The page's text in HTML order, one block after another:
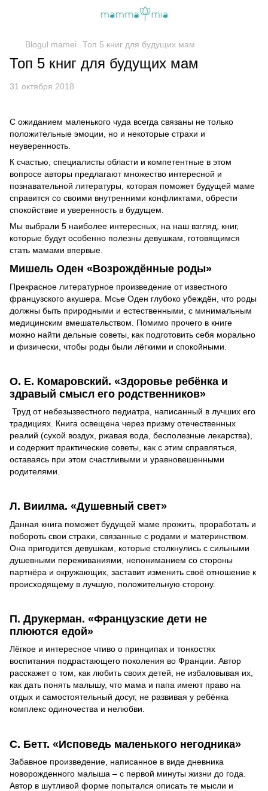
Blogul mamei Топ 5 книг для будущих мам
Топ 5 книг для будущих мам
31 октября 2018
С ожиданием маленького чуда всегда связаны не только
положительные эмоции, но и некоторые страхи и
неуверенность.
К счастью, специалисты области и компетентные в этом
вопросе авторы предлагают множество интересной и
познавательной литературы, которая поможет будущей маме
справится со своими внутренними конфликтами, обрести
спокойствие и уверенность в будущем.
Мы выбрали 5 наиболее интересных, на наш взгляд, книг,
которые будут особенно полезны девушкам, готовящимся
стать мамами впервые.
Мишель Оден «Возрождённые роды»
Прекрасное литературное произведение от известного
французского акушера. Мсье Оден глубоко убеждён, что роды
должны быть природными и естественными, с минимальным
медицинским вмешательством. Помимо прочего в книге
можно найти дельные советы, как подготовить себя морально
и физически, чтобы роды были лёгкими и спокойными.
О. Е. Комаровский. «Здоровье ребёнка и
здравый смысл его родственников»
Труд от небезызвестного педиатра, написанный в лучших его
традициях. Книга освещена через призму отечественных
реалий (сухой воздух, ржавая вода, бесполезные лекарства),
и содержит практические советы, как с этим справляться,
оставаясь при этом счастливыми и уравновешенными
родителями.
Л. Виилма. «Душевный свет»
Данная книга поможет будущей маме прожить, проработать и
побороть свои страхи, связанные с родами и материнством.
Она пригодится девушкам, которые столкнулись с сильными
душевными переживаниями, непониманием со стороны
партнёра и окружающих, заставит изменить своё отношение к
происходящему в лучшую, положительную сторону.
П. Друкерман. «Французские дети не
плюются едой»
Лёгкое и интересное чтиво о принципах и тонкостях
воспитания подрастающего поколения во Франции. Автор
расскажет о том, как любить своих детей, не избаловывая их,
как дать понять малышу, что мама и папа имеют право на
отдых и самостоятельный досуг, не развивая у ребёнка
комплекс одиночества и нелюбви.
С. Бетт. «Исповедь маленького негодника»
Забавное произведение, написанное в виде дневника
новорожденного малыша – с первой минуты жизни до года.
Автор в шутливой форме попытался описать те мысли и